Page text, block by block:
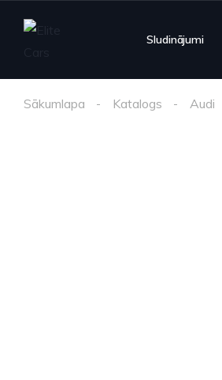
Sludinājumi
Sākumlapa Katalogs Audi